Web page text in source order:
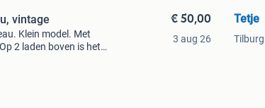
vintage
Klein model. Met
2 laden boven is het
€ 50,00
3 aug 26
Tetje
Tilburg